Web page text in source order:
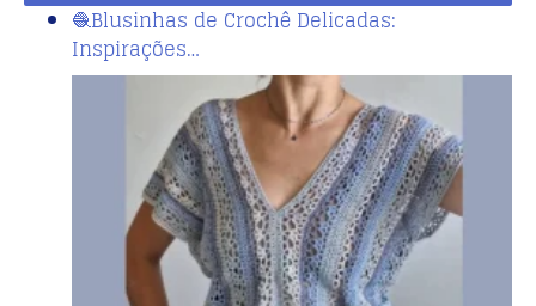
🧶Blusinhas de Crochê Delicadas:
Inspirações…